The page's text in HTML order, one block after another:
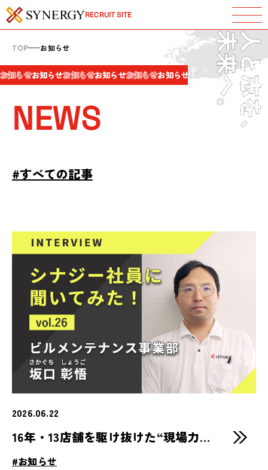
RECRUIT SITE
TOP お知らせ
お知らせお知らせお知らせお知らせお知らせお知らせ お知らせお知らせ
NEWS
#すべての記事
2026.06.22
16年・13店舗を駆け抜けた“現場力”を、地元・東広島で活かしたい。
#お知らせ